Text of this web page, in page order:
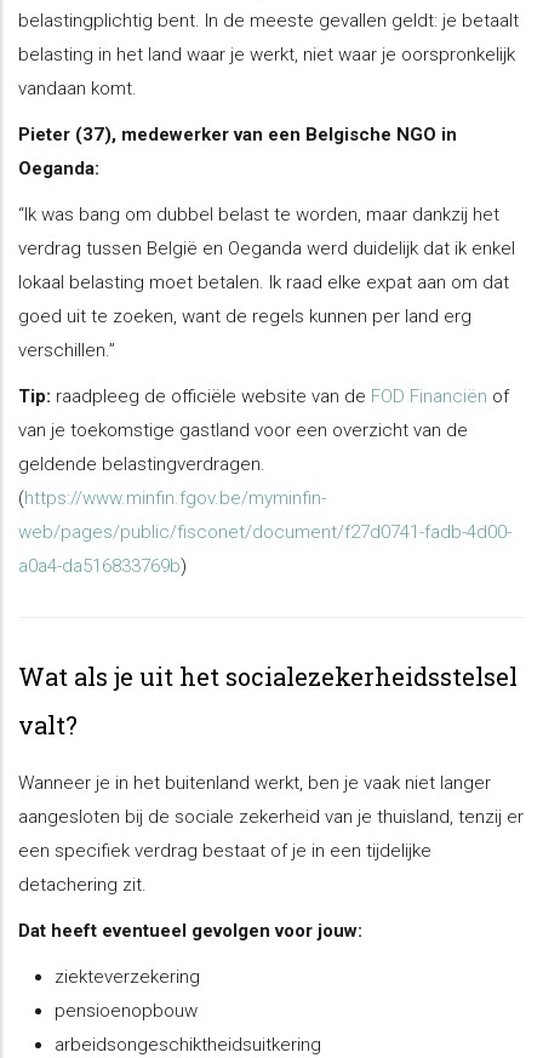
belastingplichtig bent. In de meeste gevallen geldt: je betaalt
belasting in het land waar je werkt, niet waar je oorspronkelijk
vandaan komt.
Pieter (37), medewerker van een Belgische NGO in
Oeganda:
“Ik was bang om dubbel belast te worden, maar dankzij het
verdrag tussen België en Oeganda werd duidelijk dat ik enkel
lokaal belasting moet betalen. Ik raad elke expat aan om dat
goed uit te zoeken, want de regels kunnen per land erg
verschillen.”
Tip: raadpleeg de officiële website van de FOD Financiën of
van je toekomstige gastland voor een overzicht van de
geldende belastingverdragen.
(https://www.minfin.fgov.be/myminfin-
web/pages/public/fisconet/document/f27d0741-fadb-4d00-
a0a4-da516833769b)
Wat als je uit het socialezekerheidsstelsel
valt?
Wanneer je in het buitenland werkt, ben je vaak niet langer
aangesloten bij de sociale zekerheid van je thuisland, tenzij er
een specifiek verdrag bestaat of je in een tijdelijke
detachering zit.
Dat heeft eventueel gevolgen voor jouw:
ziekteverzekering
pensioenopbouw
arbeidsongeschiktheidsuitkering